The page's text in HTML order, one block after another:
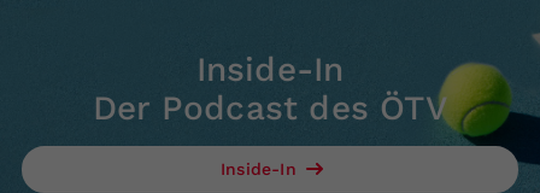
Inside-In
Der Podcast des ÖTV
Inside-In